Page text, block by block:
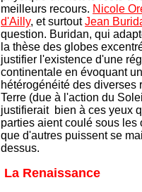
meilleurs recours. Nicole
d'Ailly, et surtoutJean
question. Buridan, qui
la thèse des globes
justifier l'existence d'une
continentale en évoquant
hétérogénéité des diverses
Terre (due à l'action du
justifierait bien à ces yeux
parties aient coulé sous
que d'autres puissent se
dessus.
La Renaissance